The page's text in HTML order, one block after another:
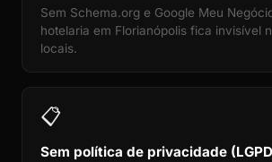
Sem Schema.org e Google Meu
hotelaria em Florianópolis fica invisível
locais.
📋
Sem política de privacidade